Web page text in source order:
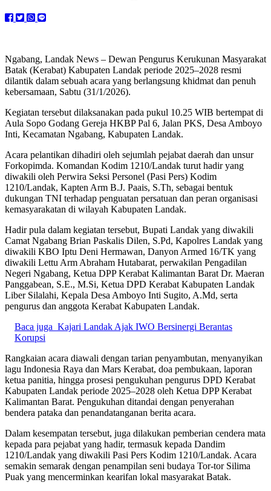
Ngabang, Landak News – Dewan Pengurus Kerukunan Masyarakat
Batak (Kerabat) Kabupaten Landak periode 2025–2028 resmi
dilantik dalam sebuah acara yang berlangsung khidmat dan penuh
kebersamaan, Sabtu (31/1/2026).
Kegiatan tersebut dilaksanakan pada pukul 10.25 WIB bertempat di
Aula Sopo Godang Gereja HKBP Pal 6, Jalan PKS, Desa Amboyo
Inti, Kecamatan Ngabang, Kabupaten Landak.
Acara pelantikan dihadiri oleh sejumlah pejabat daerah dan unsur
Forkopimda. Komandan Kodim 1210/Landak turut hadir yang
diwakili oleh Perwira Seksi Personel (Pasi Pers) Kodim
1210/Landak, Kapten Arm B.J. Paais, S.Th, sebagai bentuk
dukungan TNI terhadap penguatan persatuan dan peran organisasi
kemasyarakatan di wilayah Kabupaten Landak.
Hadir pula dalam kegiatan tersebut, Bupati Landak yang diwakili
Camat Ngabang Brian Paskalis Dilen, S.Pd, Kapolres Landak yang
diwakili KBO Iptu Deni Hermawan, Danyon Armed 16/TK yang
diwakili Lettu Arm Abraham Hutabarat, perwakilan Pengadilan
Negeri Ngabang, Ketua DPP Kerabat Kalimantan Barat Dr. Maeran
Panggabean, S.E., M.Si, Ketua DPD Kerabat Kabupaten Landak
Liber Silalahi, Kepala Desa Amboyo Inti Sugito, A.Md, serta
pengurus dan anggota Kerabat Kabupaten Landak.
Baca juga Kajari Landak Ajak IWO Bersinergi Berantas
Korupsi
Rangkaian acara diawali dengan tarian penyambutan, menyanyikan
lagu Indonesia Raya dan Mars Kerabat, doa pembukaan, laporan
ketua panitia, hingga prosesi pengukuhan pengurus DPD Kerabat
Kabupaten Landak periode 2025–2028 oleh Ketua DPP Kerabat
Kalimantan Barat. Pengukuhan ditandai dengan penyerahan
bendera pataka dan penandatanganan berita acara.
Dalam kesempatan tersebut, juga dilakukan pemberian cendera mata
kepada para pejabat yang hadir, termasuk kepada Dandim
1210/Landak yang diwakili Pasi Pers Kodim 1210/Landak. Acara
semakin semarak dengan penampilan seni budaya Tor-tor Silima
Puak yang mencerminkan kearifan lokal masyarakat Batak.